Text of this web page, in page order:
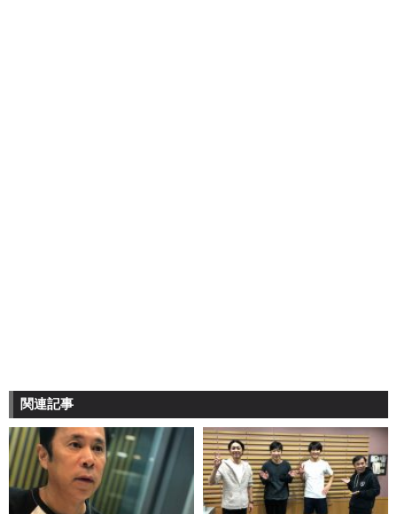
関連記事